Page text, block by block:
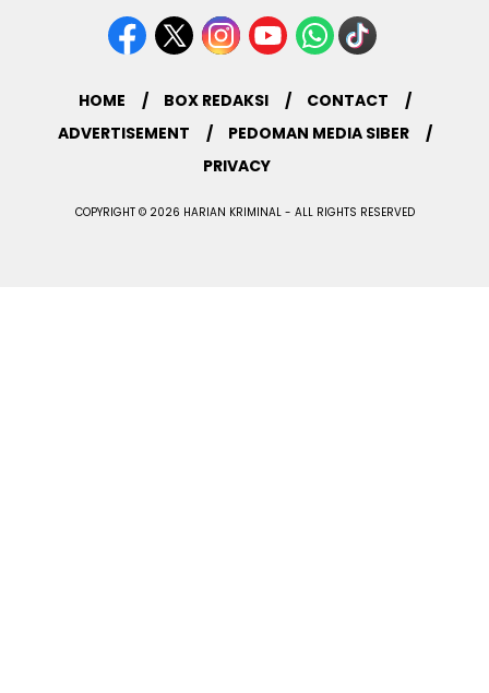
HOME BOX REDAKSI
CONTACT
ADVERTISEMENT
PEDOMAN MEDIA SIBER
PRIVACY
COPYRIGHT © 2026 HARIAN KRIMINAL - ALL RIGHTS RESERVED